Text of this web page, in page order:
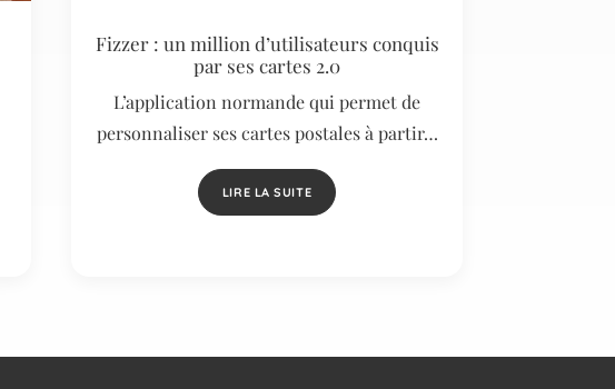
Fizzer : un million d’utilisateurs conquis
par ses cartes 2.0
L’application normande qui permet de
personnaliser ses cartes postales à partir…
LIRE LA SUITE